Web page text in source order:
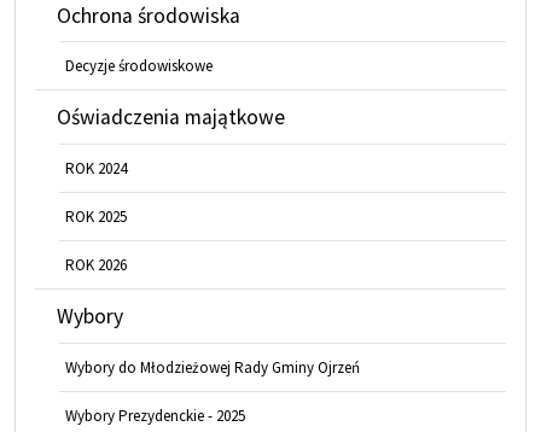
Ochrona środowiska
Decyzje środowiskowe
Oświadczenia majątkowe
ROK 2024
ROK 2025
ROK 2026
Wybory
Wybory do Młodzieżowej Rady Gminy Ojrzeń
Wybory Prezydenckie - 2025